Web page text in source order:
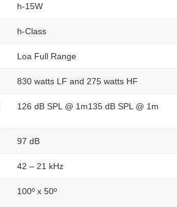
h-15W
h-Class
Loa Full Range
830 watts LF and 275 watts HF
126 dB SPL @ 1m135 dB SPL @ 1m
97 dB
42 – 21 kHz
100º x 50º